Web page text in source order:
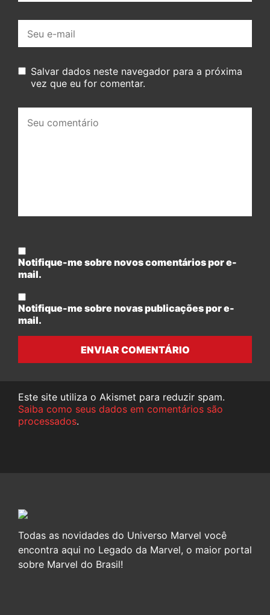
mail:
Salvar dados neste navegador para a próxima
vez que eu for comentar.
comentário:
Notifique-me sobre novos comentários por e-
mail.
Notifique-me sobre novas publicações por e-
mail.
ENVIAR COMENTÁRIO
Este site utiliza o Akismet para reduzir spam.
Saiba como seus dados em comentários são
processados.
Todas as novidades do Universo Marvel você
encontra aqui no Legado da Marvel, o maior portal
sobre Marvel do Brasil!